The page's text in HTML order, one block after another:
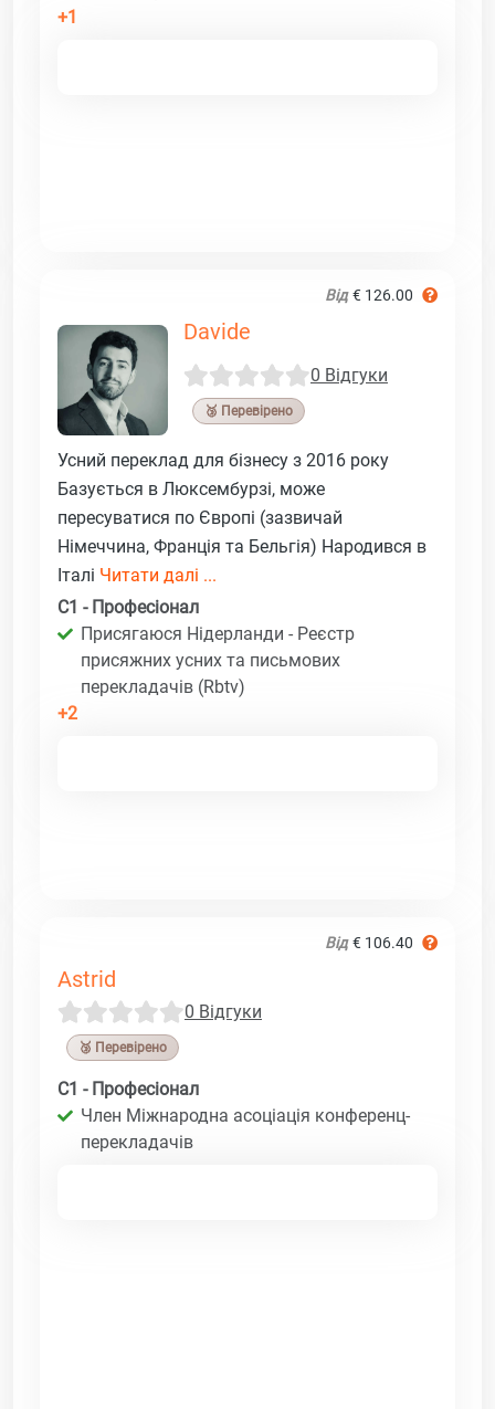
+1
Від € 126.00
Davide
0 Відгуки
🥉 Перевірено
Усний переклад для бізнесу з 2016 року
Базується в Люксембурзі, може
пересуватися по Європі (зазвичай
Німеччина, Франція та Бельгія) Народився в
Італі Читати далі ...
C1 - Професіонал
Присягаюся Нідерланди - Реєстр
присяжних усних та письмових
перекладачів (Rbtv)
+2
Від € 106.40
Astrid
0 Відгуки
🥉 Перевірено
C1 - Професіонал
Член Міжнародна асоціація конференц-
перекладачів